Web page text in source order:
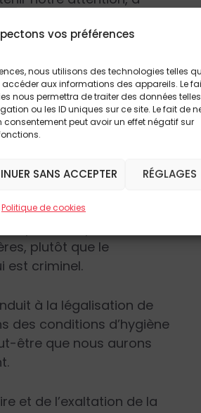
vos préférences
nous utilisons des technologies telles
aux informations des appareils. Le
nous permettra de traiter des données telles
ou les ID uniques sur ce site. Le fait de
consentement peut avoir un effet négatif sur
SANS ACCEPTER RÉGLAGES
Politique de cookies
impossibles à
secrètement. Les
dire qu’elles n’ont
faire fi de la loi
raisons parmi
pour injecter la dose
patient qui prendrait
le bouleversement
serait pas tant
plusieurs pour
plutôt que le
est criminel.
à la légalisation de
des conditions d’hygiène
être que nous aurons
et de l’exaltation de la